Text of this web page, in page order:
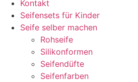
Kontakt
Seifensets für Kinder
Seife selber machen
Rohseife
Silikonformen
Seifendüfte
Seifenfarben